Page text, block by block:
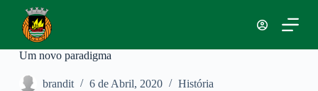
aUm novo paradigma
brandit 6 de Abril, 2020 História